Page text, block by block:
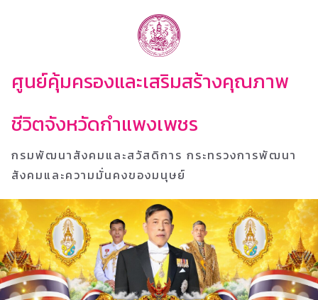
ศูนย์คุ้มครองและเสริมสร้างคุณภาพ
ชีวิตจังหวัดกำแพงเพชร
กรมพัฒนาสังคมและสวัสดิการ กระทรวงการพัฒนา
สังคมและความมั่นคงของมนุษย์